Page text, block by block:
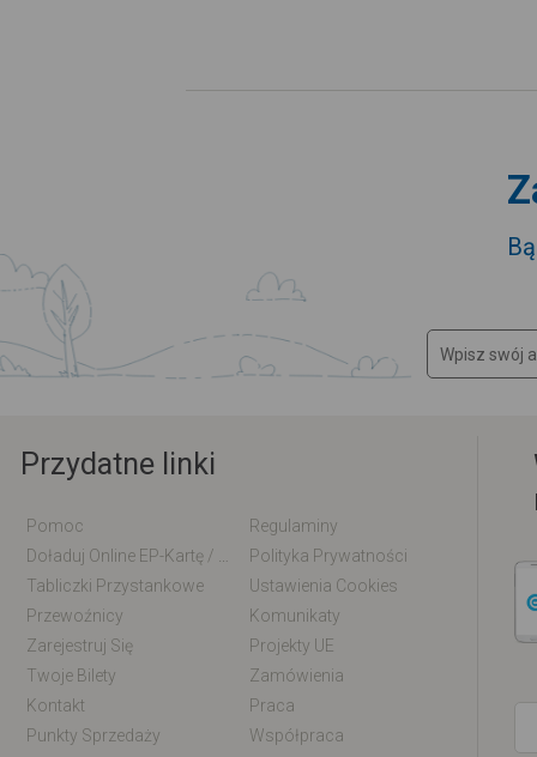
Przydatne linki
Pomoc
Regulaminy
Polityka Prywatności
Tabliczki Przystankowe
Ustawienia Cookies
Przewoźnicy
Komunikaty
Zarejestruj Się
Projekty UE
Twoje Bilety
Zamówienia
Kontakt
Praca
Punkty Sprzedaży
Współpraca